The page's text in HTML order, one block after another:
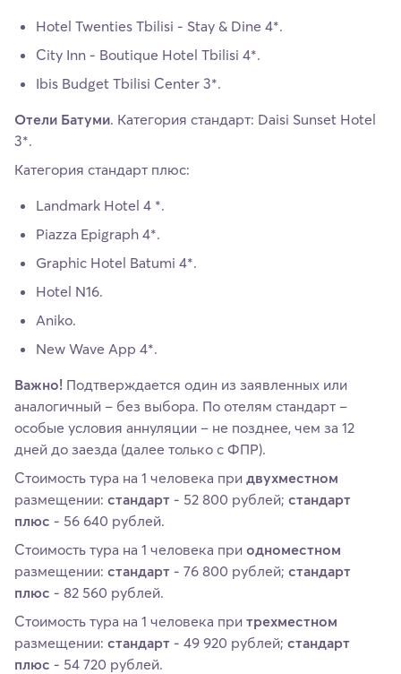
Hotel Twenties Tbilisi - Stay & Dine 4*.
City Inn - Boutique Hotel Tbilisi 4*.
Ibis Budget Tbilisi Center 3*.
Отели Батуми. Категория стандарт: Daisi Sunset Hotel
3*.
Категория стандарт плюс:
Landmark Hotel 4 *.
Piazza Epigraph 4*.
Graphic Hotel Batumi 4*.
Hotel N16.
Aniko.
New Wave App 4*.
Важно! Подтверждается один из заявленных или
аналогичный – без выбора. По отелям стандарт –
особые условия аннуляции – не позднее, чем за 12
дней до заезда (далее только с ФПР).
Стоимость тура на 1 человека при двухместном
размещении: стандарт - 52 800 рублей; стандарт
плюс - 56 640 рублей.
Стоимость тура на 1 человека при одноместном
размещении: стандарт - 76 800 рублей; стандарт
плюс - 82 560 рублей.
Стоимость тура на 1 человека при трехместном
размещении: стандарт - 49 920 рублей; стандарт
плюс - 54 720 рублей.